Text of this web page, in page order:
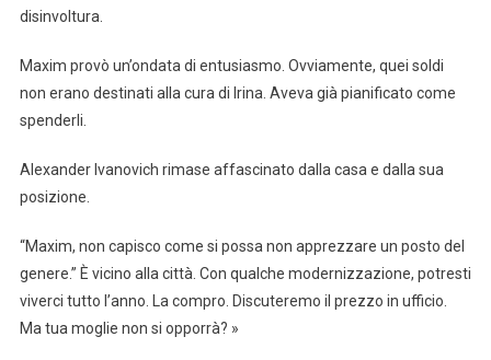
disinvoltura.
Maxim provò un’ondata di entusiasmo. Ovviamente, quei soldi
non erano destinati alla cura di Irina. Aveva già pianificato come
spenderli.
Alexander Ivanovich rimase affascinato dalla casa e dalla sua
posizione.
“Maxim, non capisco come si possa non apprezzare un posto del
genere.” È vicino alla città. Con qualche modernizzazione, potresti
viverci tutto l’anno. La compro. Discuteremo il prezzo in ufficio.
Ma tua moglie non si opporrà? »